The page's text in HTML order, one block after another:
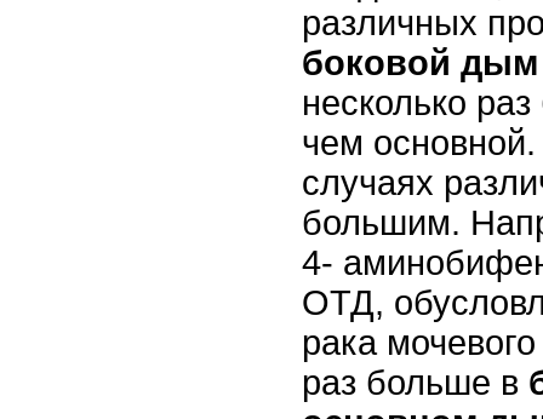
различных
боковой дым
несколько
чем
случаях
большим.
4-
ОТД,
рака
раз больше в